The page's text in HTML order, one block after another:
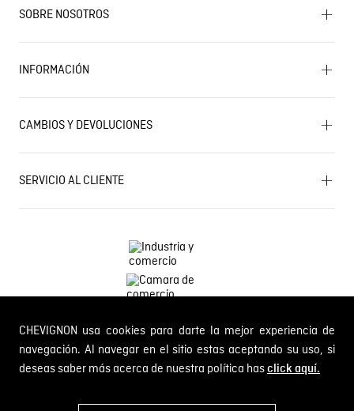
CHEVIGNON usa cookies para darte la mejor experiencia de
navegación. Al navegar en el sitio estas aceptando su uso, si
deseas saber más acerca de nuestra política hasclick aquí.
SOBRE NOSOTROS
Encuentra tu tienda
Historia de la marca
Mapa del sitio
Próximos eventos
INFORMACIÓN
Términos y condiciones
Términos y condiciones de promociones
Política de Cookies
Política de Cambios y Devoluciones
CAMBIOS Y DEVOLUCIONES
Gestiona tu cambio o devolución
PQR y Otras solicitudes
Estado de mi PQR
SERVICIO AL CLIENTE
Línea nacional: 01 8000 189002
Comodin S.A.S. NIT: 800.069.933-6
© 2024 Chevignon, todos los derechos reservados